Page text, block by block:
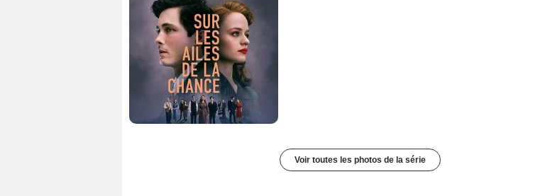
Voir toutes les photos de la série